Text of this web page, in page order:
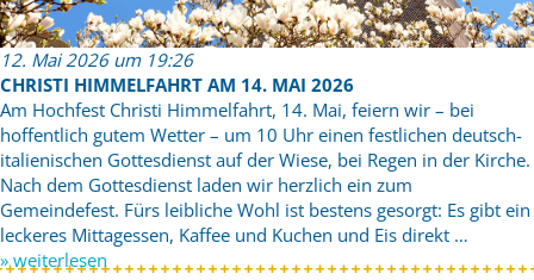
12. Mai 2026 um 19:26
CHRISTI HIMMELFAHRT AM 14. MAI 2026
Am Hochfest Christi Himmelfahrt, 14. Mai, feiern wir – bei
hoffentlich gutem Wetter – um 10 Uhr einen festlichen deutsch-
italienischen Gottesdienst auf der Wiese, bei Regen in der Kirche.
Nach dem Gottesdienst laden wir herzlich ein zum
Gemeindefest. Fürs leibliche Wohl ist bestens gesorgt: Es gibt ein
leckeres Mittagessen, Kaffee und Kuchen und Eis direkt …
» weiterlesen